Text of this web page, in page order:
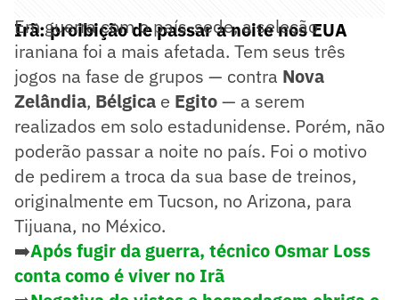
Irã: proibição de passar a noite nos EUA
Em guerra com o país-sede, a seleção
iraniana foi a mais afetada. Tem seus três
jogos na fase de grupos — contra Nova
Zelândia, Bélgica e Egito— a serem
realizados em solo estadunidense. Porém, não
poderão passar a noite no país. Foi o motivo
de pedirem a troca da sua base de treinos,
originalmente em Tucson, no Arizona, para
Tijuana, no México.
➡️Após fugir da guerra, técnico Osmar Loss
conta como é viver no Irã